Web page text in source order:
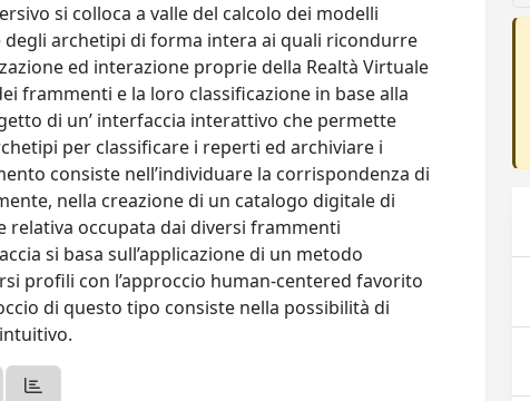
si colloca a valle del calcolo dei modelli
archetipi di forma intera ai quali ricondurre
ed interazione proprie della Realtà Virtuale
frammenti e la loro classificazione in base alla
di un’ interfaccia interattivo che permette
per classificare i reperti ed archiviare i
consiste nell’individuare la corrispondenza di
nella creazione di un catalogo digitale di
relativa occupata dai diversi frammenti
si basa sull’applicazione di un metodo
profili con l’approccio human-centered favorito
di questo tipo consiste nella possibilità di